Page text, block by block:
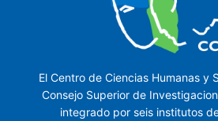
El Centro de Ciencias Humanas y
Consejo Superior de
integrado por seis institutos